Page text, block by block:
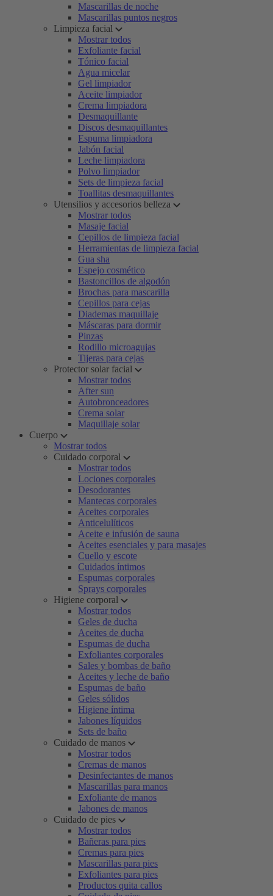
Mascarillas de noche
Mascarillas puntos negros
Limpieza facial
Mostrar todos
Exfoliante facial
Tónico facial
Agua micelar
Gel limpiador
Aceite limpiador
Crema limpiadora
Desmaquillante
Discos desmaquillantes
Espuma limpiadora
Jabón facial
Leche limpiadora
Polvo limpiador
Sets de limpieza facial
Toallitas desmaquillantes
Utensilios y accesorios belleza
Mostrar todos
Masaje facial
Cepillos de limpieza facial
Herramientas de limpieza facial
Gua sha
Espejo cosmético
Bastoncillos de algodón
Brochas para mascarilla
Cepillos para cejas
Diademas maquillaje
Máscaras para dormir
Pinzas
Rodillo microagujas
Tijeras para cejas
Protector solar facial
Mostrar todos
After sun
Autobronceadores
Crema solar
Maquillaje solar
Cuerpo
Mostrar todos
Cuidado corporal
Mostrar todos
Lociones corporales
Desodorantes
Mantecas corporales
Aceites corporales
Anticelulíticos
Aceite e infusión de sauna
Aceites esenciales y para masajes
Cuello y escote
Cuidados íntimos
Espumas corporales
Sprays corporales
Higiene corporal
Mostrar todos
Geles de ducha
Aceites de ducha
Espumas de ducha
Exfoliantes corporales
Sales y bombas de baño
Aceites y leche de baño
Espumas de baño
Geles sólidos
Higiene íntima
Jabones líquidos
Sets de baño
Cuidado de manos
Mostrar todos
Cremas de manos
Desinfectantes de manos
Mascarillas para manos
Exfoliante de manos
Jabones de manos
Cuidado de pies
Mostrar todos
Bañeras para pies
Cremas para pies
Mascarillas para pies
Exfoliantes para pies
Productos quita callos